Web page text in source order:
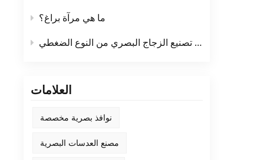
ما هي مرآة براغ؟
مبدأ تصنيع الزجاج البصري من النوع الضغطي
العلامات
نوافذ بصرية مخصصة
مصنع العدسات البصرية